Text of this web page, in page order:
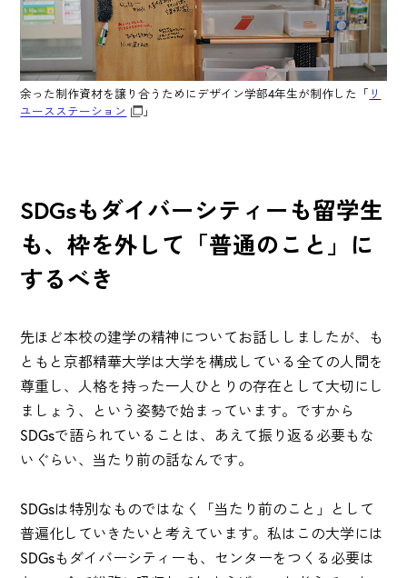
余った制作資材を譲り合うためにデザイン学部4年生が制作した「 リ
ユースステーション
」
SDGsもダイバーシティーも留学生
も、枠を外して「普通のこと」に
するべき
先ほど本校の建学の精神についてお話ししましたが、も
ともと京都精華大学は大学を構成している全ての人間を
尊重し、人格を持った一人ひとりの存在として大切にし
ましょう、という姿勢で始まっています。ですから
SDGsで語られていることは、あえて振り返る必要もな
いぐらい、当たり前の話なんです。
SDGsは特別なものではなく「当たり前のこと」として
普遍化していきたいと考えています。私はこの大学には
SDGsもダイバーシティーも、センターをつくる必要は